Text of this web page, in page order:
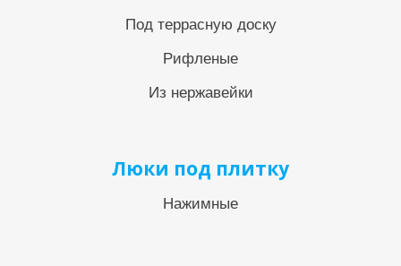
Под террасную доску
Рифленые
Из нержавейки
Люки под плитку
Нажимные